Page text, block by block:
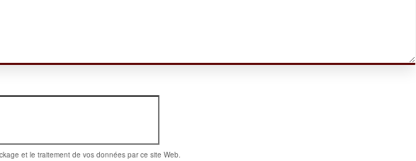
et le traitement de vos données par ce site Web.